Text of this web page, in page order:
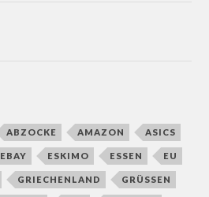
ABZOCKE AMAZON ASICS
EBAY ESKIMO ESSEN EU
GRIECHENLAND GRÜSSEN